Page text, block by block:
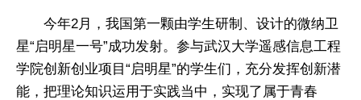
今年2月，我国第一颗由学生研制、设计的微纳卫
星“启明星一号”成功发射。参与武汉大学遥感信息工程
学院创新创业项目“启明星”的学生们，充分发挥创新潜
能，把理论知识运用于实践当中，实现了属于青春